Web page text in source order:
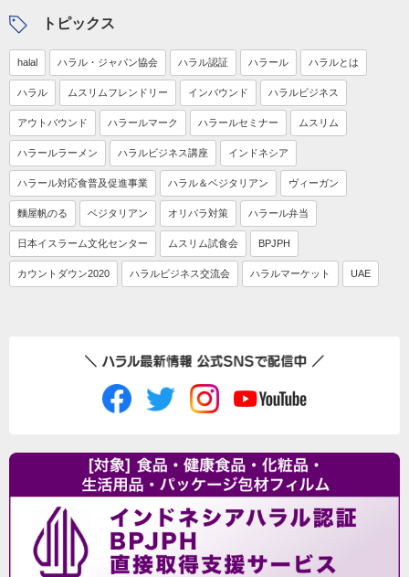
トピックス
halal ハラル・ジャパン協会 ハラル認証 ハラール ハラルとは
ハラル ムスリムフレンドリー インバウンド ハラルビジネス
アウトバウンド ハラールマーク ハラールセミナー ムスリム
ハラールラーメン ハラルビジネス講座 インドネシア
ハラール対応食普及促進事業 ハラル＆ベジタリアン ヴィーガン
麵屋帆のる ベジタリアン オリパラ対策 ハラール弁当
日本イスラーム文化センター ムスリム試食会 BPJPH
カウントダウン2020 ハラルビジネス交流会 ハラルマーケット UAE